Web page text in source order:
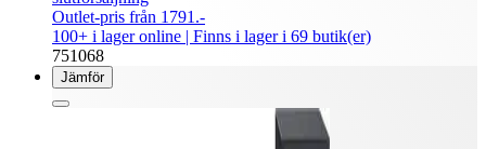
Outlet-pris från 1791.-
100+ i lager online | Finns i lager i 69 butik(er)
751068
Jämför